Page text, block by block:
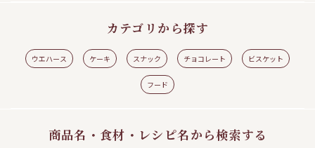
カテゴリから探す
ウエハース ケーキ スナック チョコレート ビスケット
フード
商品名・食材・レシピ名から検索する